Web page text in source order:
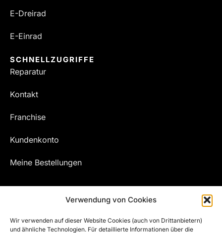
Verwendung von Cookies
Wir verwenden auf dieser Website Cookies (auch von Drittanbietern)
und ähnliche Technologien. Für detaillierte Informationen über die
E-Dreirad
E-Einrad
SCHNELLZUGRIFFE
Reparatur
Kontakt
Franchise
Kundenkonto
Meine Bestellungen